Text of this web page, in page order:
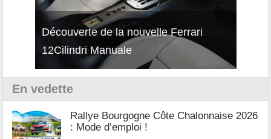
Découverte de la nouvelle Ferrari
12Cilindri Manuale
En vedette
Rallye Bourgogne Côte Chalonnaise 2026
: Mode d’emploi !